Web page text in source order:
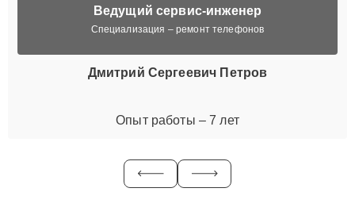
Ведущий сервис-инженер
Специализация – ремонт телефонов
Дмитрий Сергеевич Петров
Опыт работы – 7 лет